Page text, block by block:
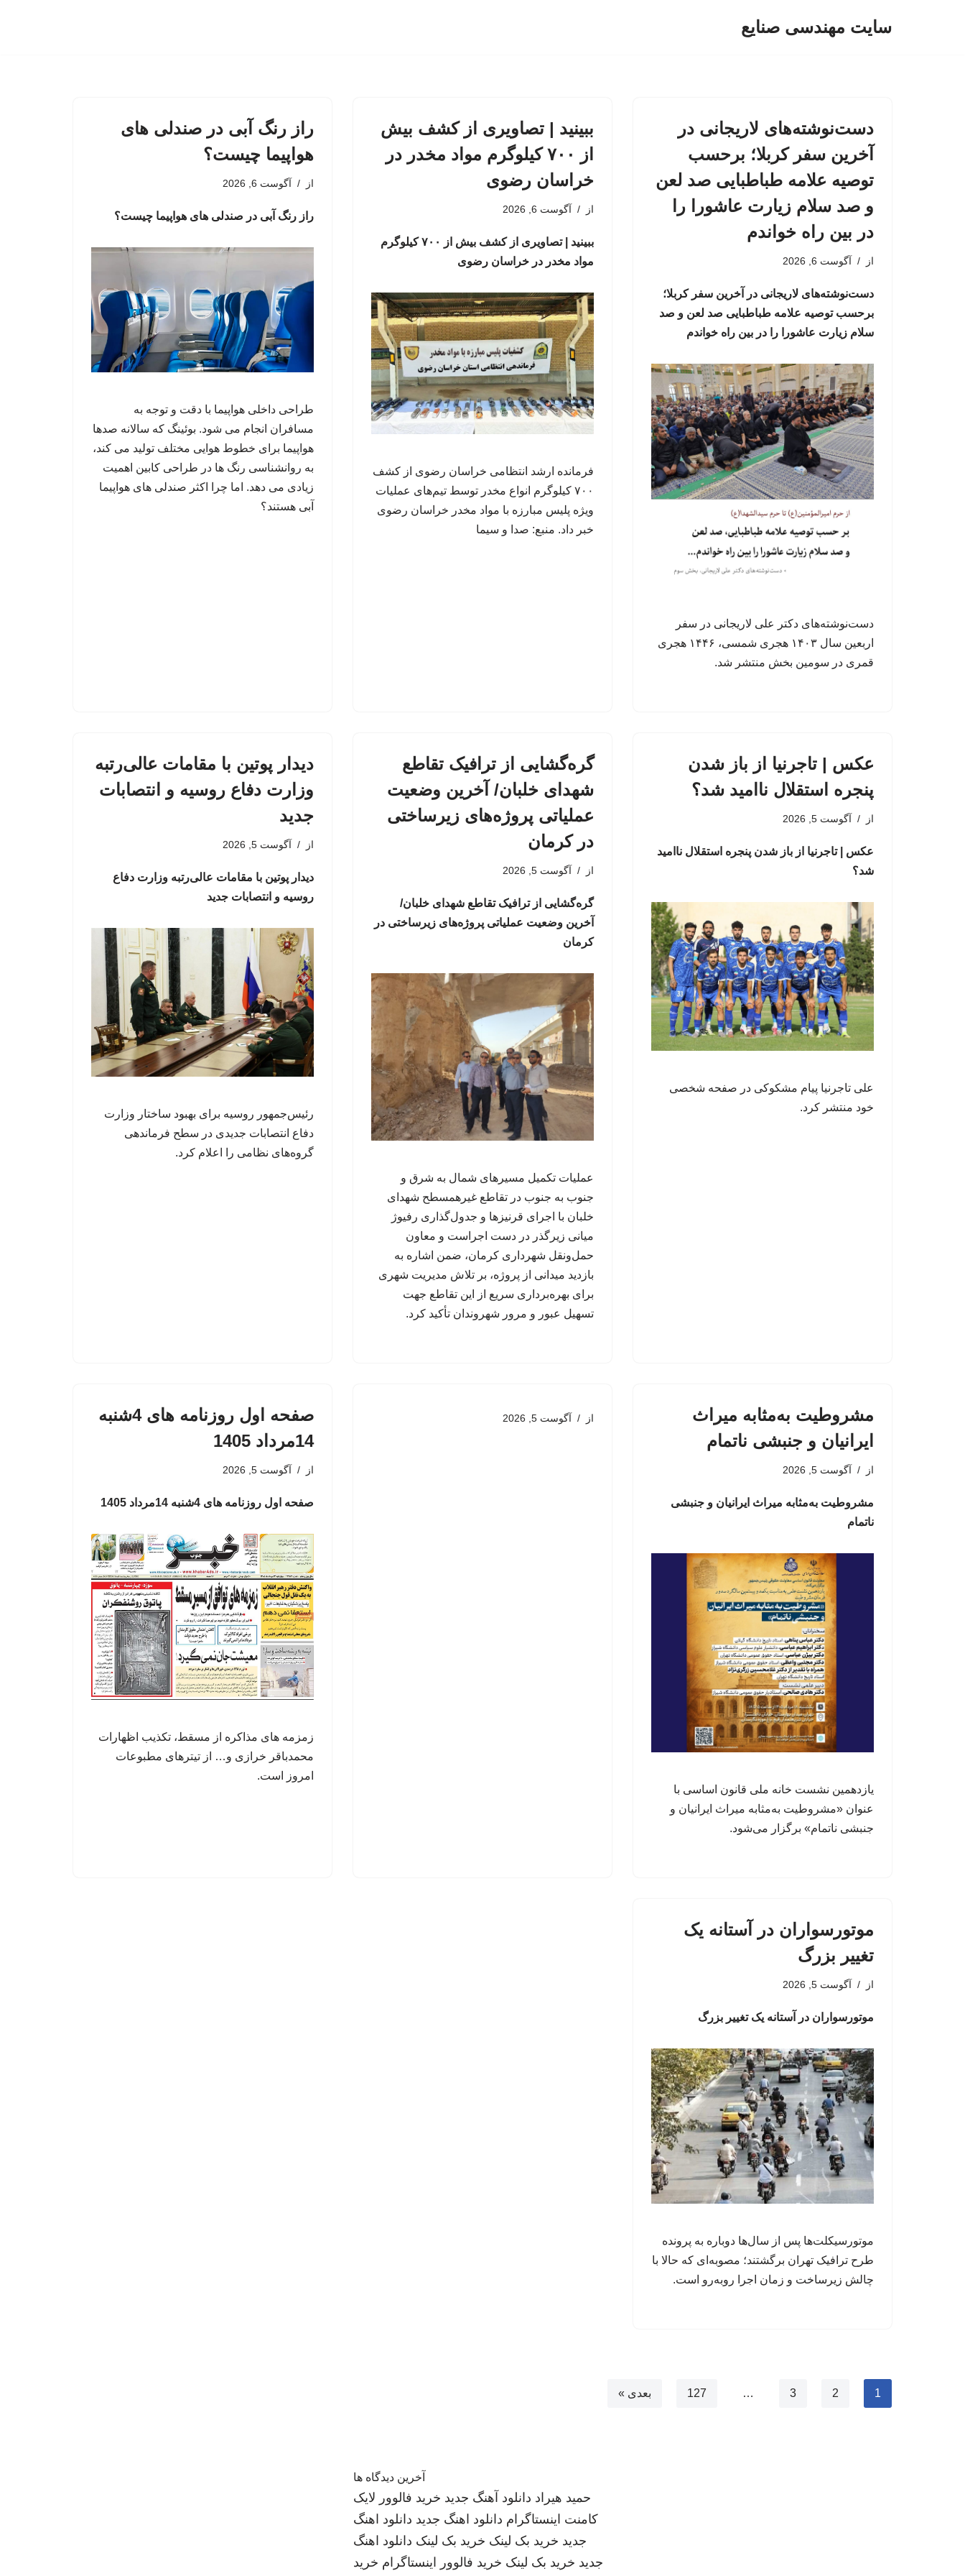
سایت مهندسی صنایع
دست‌نوشته‌های لاریجانی در
آخرین سفر کربلا؛ برحسب
توصیه علامه طباطبایی صد لعن
و صد سلام زیارت عاشورا را
در بین راه خواندم
از آگوست 6, 2026
دست‌نوشته‌های لاریجانی در آخرین سفر کربلا؛
برحسب توصیه علامه طباطبایی صد لعن و صد
سلام زیارت عاشورا را در بین راه خواندم
دست‌نوشته‌های دکتر علی لاریجانی در سفر
اربعین سال ۱۴۰۳ هجری شمسی، ۱۴۴۶ هجری
قمری در سومین بخش منتشر شد.
ببینید | تصاویری از کشف بیش
از ۷۰۰ کیلوگرم مواد مخدر در
خراسان رضوی
از آگوست 6, 2026
ببینید | تصاویری از کشف بیش از ۷۰۰ کیلوگرم
مواد مخدر در خراسان رضوی
فرمانده ارشد انتظامی خراسان رضوی از کشف
۷۰۰ کیلوگرم انواع مخدر توسط تیم‌های عملیات
ویژه پلیس مبارزه با مواد مخدر خراسان رضوی
خبر داد. منبع: صدا و سیما
راز رنگ آبی در صندلی های
هواپیما چیست؟
از آگوست 6, 2026
راز رنگ آبی در صندلی های هواپیما چیست؟
طراحی داخلی هواپیما با دقت و توجه به
مسافران انجام می شود. بوئینگ که سالانه صدها
هواپیما برای خطوط هوایی مختلف تولید می کند،
به روانشناسی رنگ ها در طراحی کابین اهمیت
زیادی می دهد. اما چرا اکثر صندلی های هواپیما
آبی هستند؟
عکس | تاجرنیا از باز شدن
پنجره استقلال ناامید شد؟
از آگوست 5, 2026
عکس | تاجرنیا از باز شدن پنجره استقلال ناامید
شد؟
علی تاجرنیا پیام مشکوکی در صفحه شخصی
خود منتشر کرد.
گره‌گشایی از ترافیک تقاطع
شهدای خلبان/ آخرین وضعیت
عملیاتی پروژه‌های زیرساختی
در کرمان
از آگوست 5, 2026
گره‌گشایی از ترافیک تقاطع شهدای خلبان/
آخرین وضعیت عملیاتی پروژه‌های زیرساختی در
کرمان
عملیات تکمیل مسیرهای شمال به شرق و
جنوب به جنوب در تقاطع غیرهمسطح شهدای
خلبان با اجرای قرنیزها و جدول‌گذاری رفیوژ
میانی زیرگذر در دست اجراست و معاون
حمل‌ونقل شهرداری کرمان، ضمن اشاره به
بازدید میدانی از پروژه، بر تلاش مدیریت شهری
برای بهره‌برداری سریع از این تقاطع جهت
تسهیل عبور و مرور شهروندان تأکید کرد.
دیدار پوتین با مقامات عالی‌رتبه
وزارت دفاع روسیه و انتصابات
جدید
از آگوست 5, 2026
دیدار پوتین با مقامات عالی‌رتبه وزارت دفاع
روسیه و انتصابات جدید
رئیس‌جمهور روسیه برای بهبود ساختار وزارت
دفاع انتصابات جدیدی در سطح فرماندهی
گروه‌های نظامی را اعلام کرد.
مشروطیت به‌مثابه میراث
ایرانیان و جنبشی ناتمام
از آگوست 5, 2026
مشروطیت به‌مثابه میراث ایرانیان و جنبشی
ناتمام
یازدهمین نشست خانه ملی قانون اساسی با
عنوان «مشروطیت به‌مثابه میراث ایرانیان و
جنبشی ناتمام» برگزار می‌شود.
از آگوست 5, 2026
صفحه اول روزنامه های 4شنبه
14مرداد 1405
از آگوست 5, 2026
صفحه اول روزنامه های 4شنبه 14مرداد 1405
زمزمه های مذاکره از مسقط، تکذیب اظهارات
محمدباقر خرازی و… از تیترهای مطبوعات
امروز است.
موتورسواران در آستانه یک
تغییر بزرگ
از آگوست 5, 2026
موتورسواران در آستانه یک تغییر بزرگ
موتورسیکلت‌ها پس از سال‌ها دوباره به پرونده
طرح ترافیک تهران برگشتند؛ مصوبه‌ای که حالا با
چالش زیرساخت و زمان اجرا روبه‌رو است.
1
2
3
…
127 بعدی »
آخرین دیدگاه ها
حمید هیراد دانلود آهنگ جدید خرید فالوور لایک
کامنت اینستاگرام دانلود اهنگ جدید دانلود اهنگ
جدید خرید بک لینک خرید بک لینک دانلود اهنگ
جدید خرید بک لینک خرید فالوور اینستاگرام خرید